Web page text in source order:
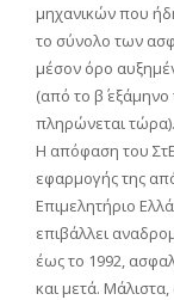
μηχανικών που
το σύνολο των
μέσον όρο
(από το β΄
πληρώνεται τώρα).
Η απόφαση του
εφαρμογής της
Επιμελητήριο
επιβάλλει
έως το 1992,
και μετά.